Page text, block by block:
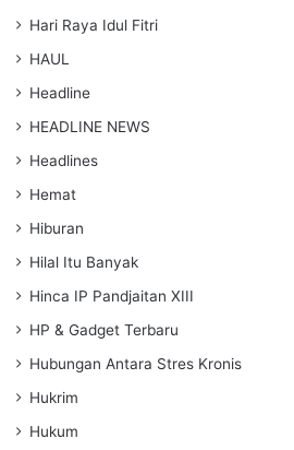
Hari Raya Idul Fitri
HAUL
Headline
HEADLINE NEWS
Headlines
Hemat
Hiburan
Hilal Itu Banyak
Hinca IP Pandjaitan XIII
HP & Gadget Terbaru
Hubungan Antara Stres Kronis
Hukrim
Hukum